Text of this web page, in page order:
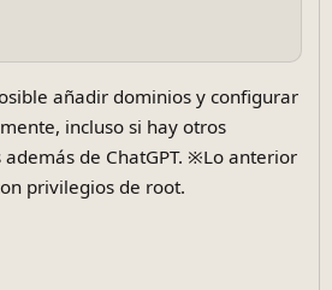
añadir dominios y configurar
incluso si hay otros
de ChatGPT. ※Lo anterior
privilegios de root.